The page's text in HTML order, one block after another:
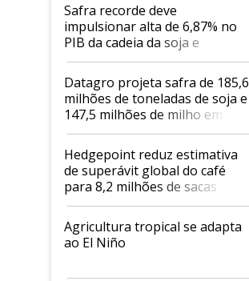
Safra recorde deve
impulsionar alta de 6,87% no
PIB da cadeia da soja e
biodiesel em 2026
Datagro projeta safra de 185,6
milhões de toneladas de soja e
147,5 milhões de milho em
2026/27
Hedgepoint reduz estimativa
de superávit global do café
para 8,2 milhões de sacas
Agricultura tropical se adapta
ao El Niño